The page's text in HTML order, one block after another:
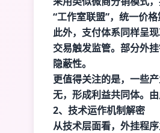
“工作室联盟”，统一价格
此外，支付体系同样呈
交易触发监管。部分外
隐蔽性。
更值得关注的是，一些
无，形成利益共同体。
2、技术运作机制解密
从技术层面看，外挂程